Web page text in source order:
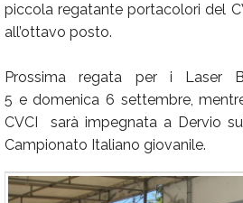
piccola regatante portacolori del
all’ottavo posto.
Prossima regata per i Laser
5 e domenica 6 settembre,
CVCI sarà impegnata a Dervio
Campionato Italiano giovanile.